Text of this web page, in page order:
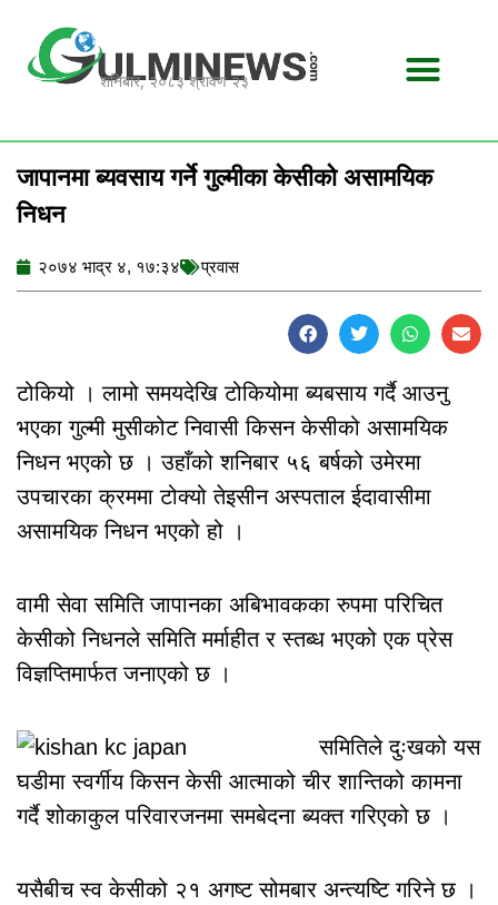
content
शनिबार, २०८३ श्रावण २३
जापानमा ब्यवसाय गर्ने गुल्मीका केसीको असामयिक
निधन
२०७४ भाद्र ४, १७:३४ प्रवास
टोकियो । लामो समयदेखि टोकियोमा ब्यबसाय गर्दै आउनु
भएका गुल्मी मुसीकोट निवासी किसन केसीको असामयिक
निधन भएको छ । उहाँको शनिबार ५६ बर्षको उमेरमा
उपचारका क्रममा टोक्यो तेइसीन अस्पताल ईदावासीमा
असामयिक निधन भएको हो ।
वामी सेवा समिति जापानका अबिभावकका रुपमा परिचित
केसीको निधनले समिति मर्माहीत र स्तब्ध भएको एक प्रेस
विज्ञप्तिमार्फत जनाएको छ ।
समितिले दुःखको यस
घडीमा स्वर्गीय किसन केसी आत्माको चीर शान्तिको कामना
गर्दै शोकाकुल परिवारजनमा समबेदना ब्यक्त गरिएको छ ।
यसैबीच स्व केसीको २१ अगष्ट सोमबार अन्त्यष्टि गरिने छ ।